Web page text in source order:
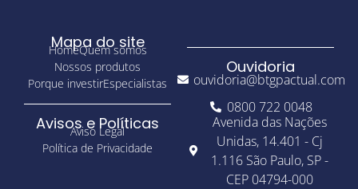
Mapa do site
HomeQuem somos
Nossos produtos
Porque investirEspecialistas
Avisos e Políticas
Aviso Legal
Política de Privacidade
Ouvidoria
ouvidoria@btgpactual.com
0800 722 0048
Avenida das Nações
Unidas, 14.401 - Cj
1.116 São Paulo, SP -
CEP 04794-000